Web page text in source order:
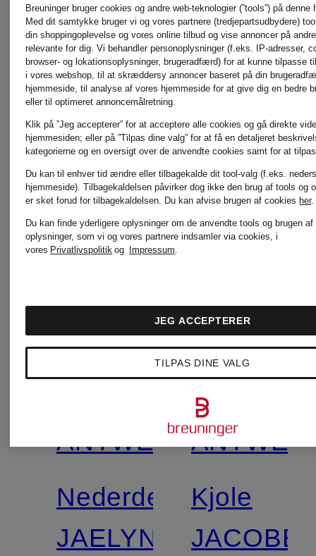
pailletter
Bedste
2.295 kr
+
Kampagnerabat
ESSENTIEL
ANTWERP
Nederdel
JAELYN
+
Kjole
Breuninger bruger cookies og andre web-teknologier (”tools”) på denne
Med dit samtykke bruger vi og vores partnere (tredjepartsudbydere)
din shoppingoplevelse og vores online tilbud og vise annoncer på
relevante for dig. Vi behandler personoplysninger (f.eks. IP-adresser,
browser- og lokationsoplysninger, brugeradfærd) for at kunne tilpasse
i vores webshop, til at skræddersy annoncer baseret på din
hjemmeside, til analyse af vores hjemmeside for at give dig en bedre
eller til optimeret annoncemålretning.
Klik på ”Jeg accepterer” for at acceptere alle cookies og gå direkte
hjemmesiden; eller på ”Tilpas dine valg” for at få en detaljeret
kategorierne og en oversigt over de anvendte cookies samt for at
Du kan til enhver tid ændre eller tilbagekalde dit tool-valg (f.eks.
hjemmeside). Tilbagekaldelsen påvirker dog ikke den brug af tools og
er sket forud for tilbagekaldelsen. Du kan afvise brugen af cookies her.
Du kan finde yderligere oplysninger om de anvendte tools og brugen af
oplysninger, som vi og vores partnere indsamler via cookies, i
vores Privatlivspolitik og Impressum.
TILPAS DINE VALG
JEG ACCEPTERER